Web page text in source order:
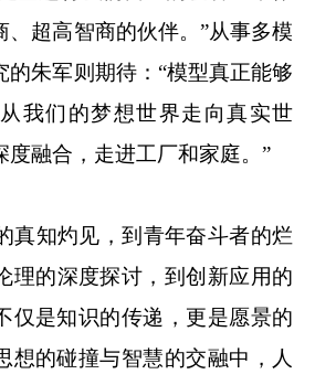
、超高智商的伙伴。”从事多模
的朱军则期待：“模型真正能够
我们的梦想世界走向真实世
度融合，走进工厂和家庭。”
真知灼见，到青年奋斗者的烂
理的深度探讨，到创新应用的
仅是知识的传递，更是愿景的
想的碰撞与智慧的交融中，人